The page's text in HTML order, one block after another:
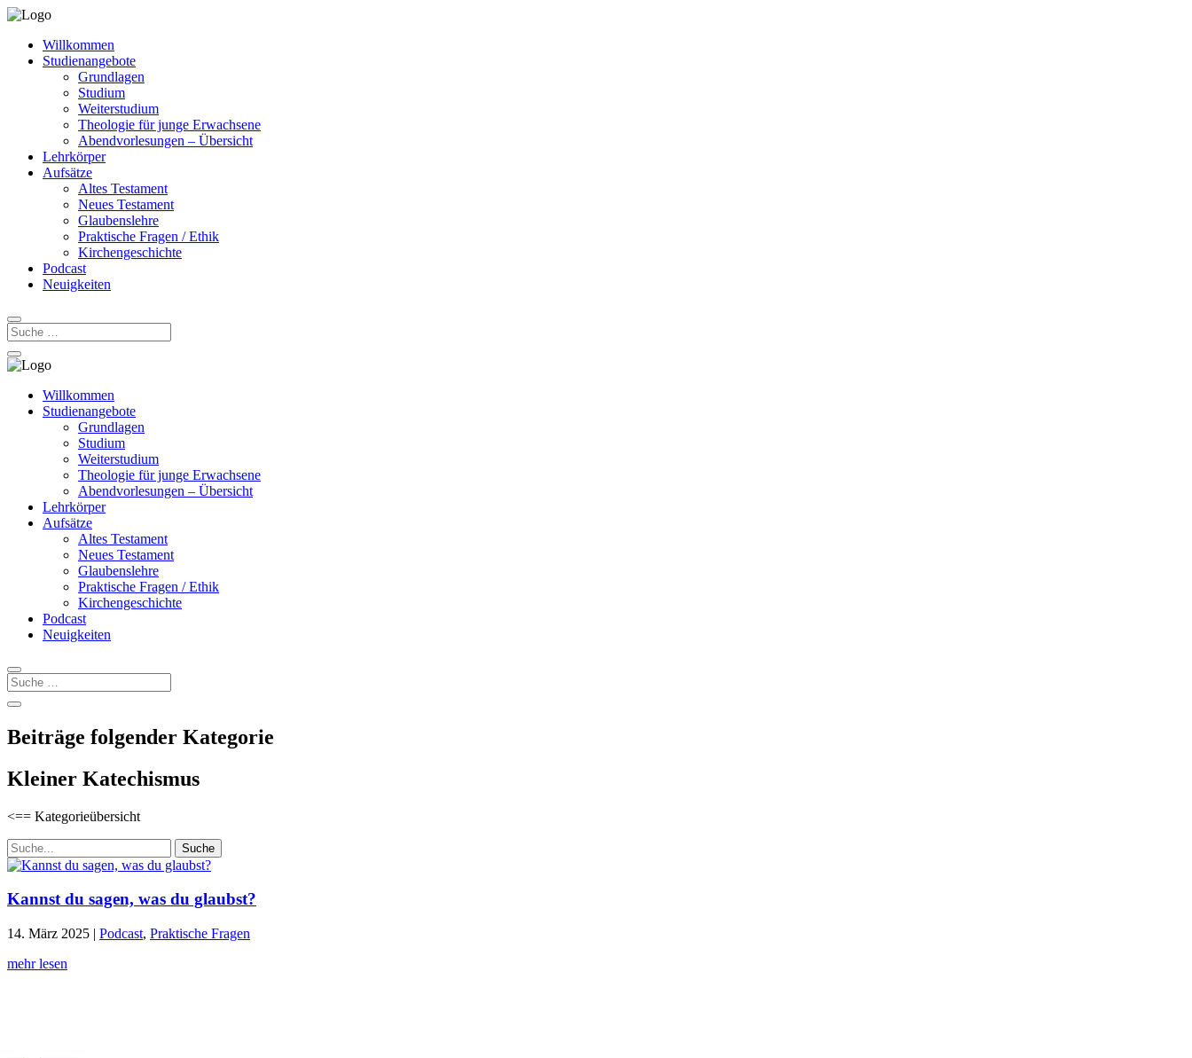
Willkommen
Studienangebote
Grundlagen
Studium
Weiterstudium
Theologie für junge Erwachsene
Abendvorlesungen – Übersicht
Lehrkörper
Aufsätze
Altes Testament
Neues Testament
Glaubenslehre
Praktische Fragen / Ethik
Kirchengeschichte
Podcast
Neuigkeiten
Willkommen
Studienangebote
Grundlagen
Studium
Weiterstudium
Theologie für junge Erwachsene
Abendvorlesungen – Übersicht
Lehrkörper
Aufsätze
Altes Testament
Neues Testament
Glaubenslehre
Praktische Fragen / Ethik
Kirchengeschichte
Podcast
Neuigkeiten
Beiträge folgender Kategorie
Kleiner Katechismus
<== Kategorieübersicht
Suchen
nach:
Kannst du sagen, was du glaubst?
14. März 2025 | Podcast, Praktische Fragen
mehr lesen